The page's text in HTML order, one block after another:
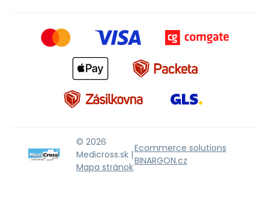
© 2026
Medicross.sk |
Mapa stránok
Ecommerce solutions
BINARGON.cz